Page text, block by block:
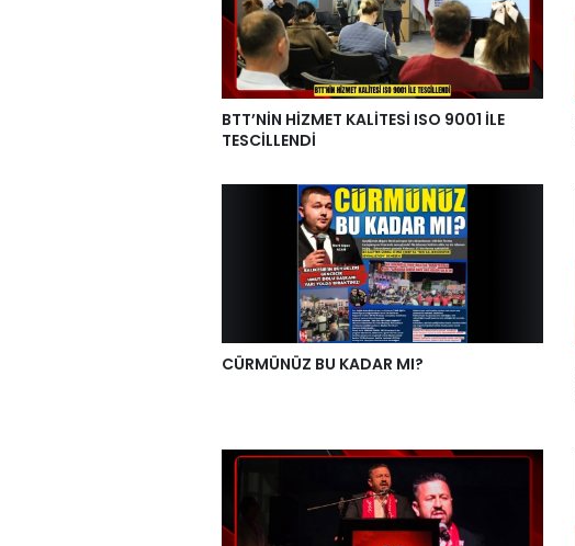
BTT’NİN HİZMET KALİTESİ ISO 9001 İLE
TESCİLLENDİ
CÜRMÜNÜZ BU KADAR MI?